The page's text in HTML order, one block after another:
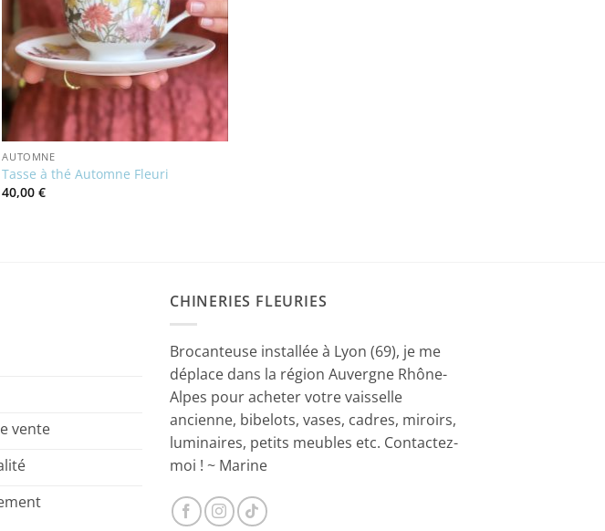
AUTOMNE
Tasse à thé Automne Fleuri
40,00€
vente
CHINERIES FLEURIES
Brocanteuse installée à Lyon (69), je me
déplace dans la région Auvergne Rhône-
Alpes pour acheter votre vaisselle
ancienne, bibelots, vases, cadres, miroirs,
luminaires, petits meubles etc. Contactez-
moi ! ~ Marine